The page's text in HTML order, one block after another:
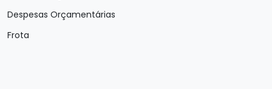
Despesas Orçamentárias
Frota